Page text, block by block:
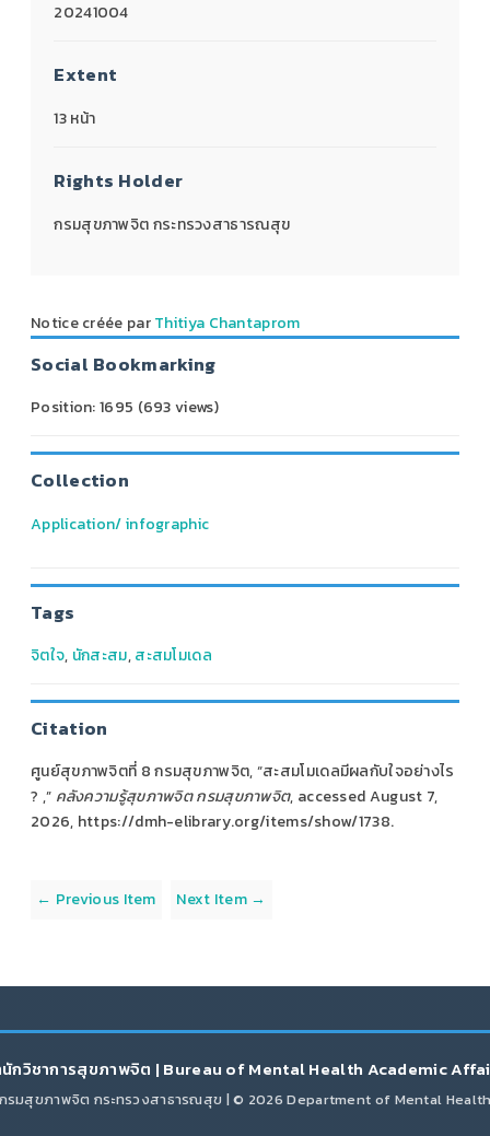
20241004
Extent
13 หน้า
Rights Holder
กรมสุขภาพจิต กระทรวงสาธารณสุข
Notice créée parThitiya Chantaprom
Social Bookmarking
Position:1695 (693views)
Collection
Application/ infographic
Tags
จิตใจ, นักสะสม,สะสมโมเดล
Citation
ศูนย์สุขภาพจิตที่ 8 กรมสุขภาพจิต, “สะสมโมเดลมีผลกับใจอย่างไร
? ,” คลังความรู้สุขภาพจิต กรมสุขภาพจิต, accessed August 7,
2026, https://dmh-elibrary.org/items/show/1738.
← Previous Item Next Item →
กวิชาการสุขภาพจิต | Bureau of Mental Health Academic
รมสุขภาพจิต กระทรวงสาธารณสุข | © 2026 Department of Mental